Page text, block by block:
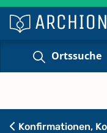
Ortssuche
Konfirmationen,